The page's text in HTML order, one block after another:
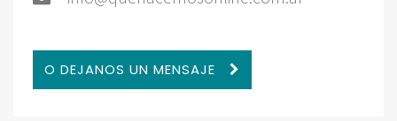
O DEJANOS UN MENSAJE